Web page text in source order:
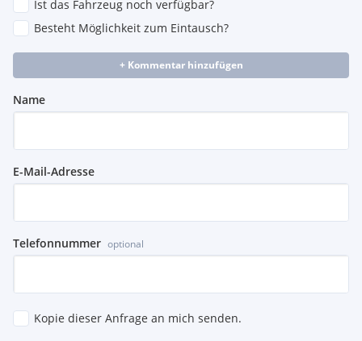
Ist das Fahrzeug noch verfügbar?
Besteht Möglichkeit zum Eintausch?
+ Kommentar hinzufügen
Name
E-Mail-Adresse
Telefonnummer optional
Kopie dieser Anfrage an mich senden.